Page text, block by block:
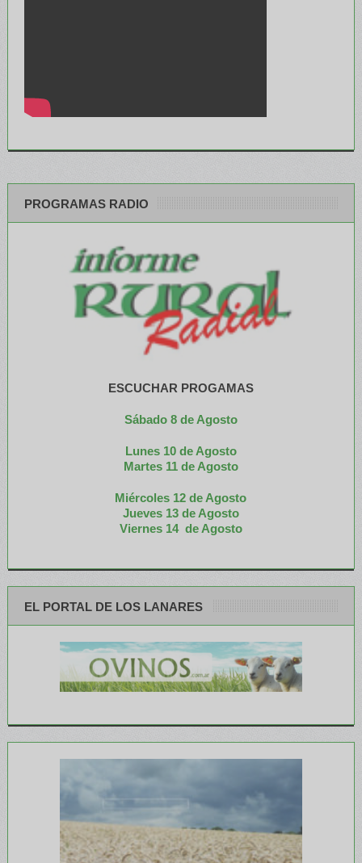
PROGRAMAS RADIO
ESCUCHAR PROGAMAS
Sábado 8 de Agosto
Lunes 10 de Agosto
Martes 11 de Agosto
Miércoles 12 de Agosto
Jueves 13 de Agosto
Viernes 14 de Agosto
EL PORTAL DE LOS LANARES